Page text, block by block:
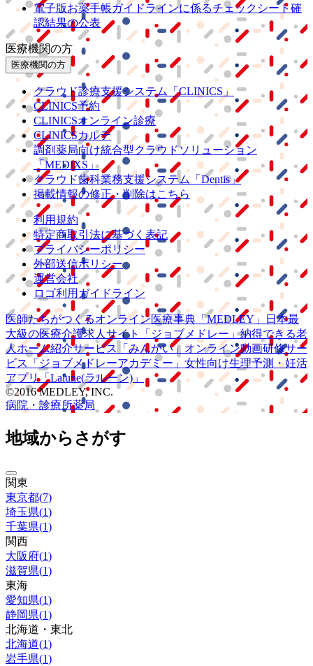
電子版お薬手帳ガイドラインに係るチェックシート確
認結果の公表
医療機関の方
医療機関の方
クラウド診療支援システム
「CLINICS」
CLINICS予約
CLINICSオンライン診療
CLINICSカルテ
調剤薬局向け統合型クラウドソリューション
「MEDIXS」
クラウド歯科業務支援システム
「Dentis」
掲載情報の修正・削除はこちら
利用規約
特定商取引法に基づく表記
プライバシーポリシー
外部送信ポリシー
運営会社
ロゴ利用ガイドライン
医師たちがつくるオンライン医療事典 「MEDLEY」
日本最
大級の医療介護求人サイト 「ジョブメドレー」納得できる老
人ホーム紹介サービス
「みんかい」 オンライン動画研修サー
ビス
「ジョブメドレーアカデミー」 女性向け生理予測・妊活
アプリ「Lalune(ラルーン)」
©2016 MEDLEY, INC.
病院・診療所薬局
地域からさがす
関東
東京都(7)
埼玉県(1)
千葉県(1)
関西
大阪府(1)
滋賀県(1)
東海
愛知県(1)
静岡県(1)
北海道・東北
北海道(1)
岩手県(1)